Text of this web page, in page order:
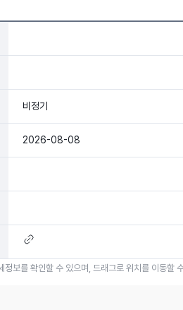
비정기
2026-08-08
정보를 확인할 수 있으며, 드래그로 위치를 이동할